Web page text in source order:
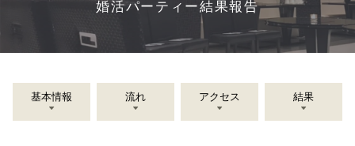
婚活パーティー結果報告
基本情報 流れ アクセス 結果